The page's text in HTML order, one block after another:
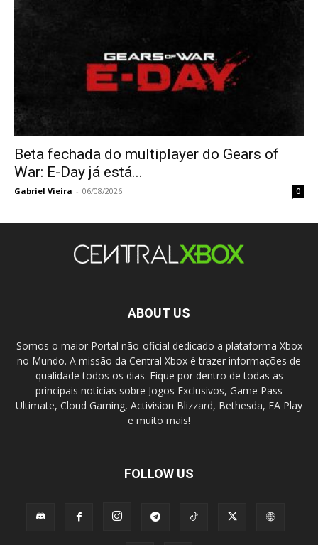
Beta fechada do multiplayer do Gears of
War: E-Day já está...
Gabriel Vieira - 06/08/2026 0
ABOUT US
Somos o maior Portal não-oficial dedicado a plataforma Xbox
no Mundo. A missão da Central Xbox é trazer informações de
qualidade todos os dias. Fique por dentro de todas as
principais notícias sobre Jogos Exclusivos, Game Pass
Ultimate, Cloud Gaming, Activision Blizzard, Bethesda, EA Play
e muito mais!
FOLLOW US